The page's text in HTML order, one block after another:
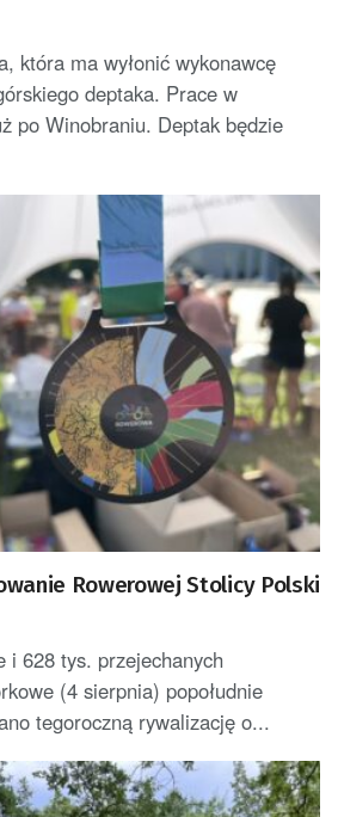
która ma wyłonić wykonawcę
deptaka. Prace w
po Winobraniu. Deptak będzie
Rowerowej Stolicy Polski
i 628 tys. przejechanych
(4 sierpnia) popołudnie
tegoroczną rywalizację o...